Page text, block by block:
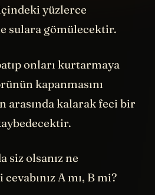
kurtarırsa köprü açık
yüzlerce
onları kurtarmaya
kapanmasını
arasında kalarak feci bir
siz olsanız ne